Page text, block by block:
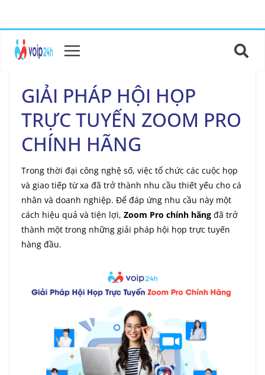
GIẢI PHÁP HỘI HỌP
TRỰC TUYẾN ZOOM PRO
CHÍNH HÃNG
Trong thời đại công nghệ số, việc tổ chức các cuộc họp
và giao tiếp từ xa đã trở thành nhu cầu thiết yếu cho cá
nhân và doanh nghiệp. Để đáp ứng nhu cầu này một
cách hiệu quả và tiện lợi, Zoom Pro chính hãng đã trở
thành một trong những giải pháp hội họp trực tuyến
hàng đầu.